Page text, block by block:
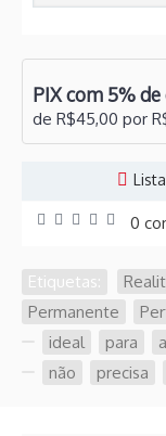
PIX com 5%
de R$45,00 por
0
Etiquetas:
Permanente
ideal para
não precisa